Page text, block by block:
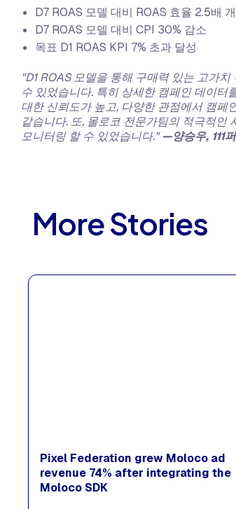
D7 ROAS 모델 대비 ROAS 효율 2.5배
D7 ROAS 모델 대비 CPI 30% 감소
목표 D1 ROAS KPI 7% 초과 달성
"D1 ROAS 모델을 통해 구매력 있는 고가
수 있었습니다. 특히 상세한 캠페인 데이
대한 신뢰도가 높고, 다양한 관점에서 캠페
같습니다. 또, 몰로코 전문가팀의 적극적
모니터링 할 수 있었습니다."—양승우, 111
More Stories
Pixel Federation grew Moloco ad
revenue 74% after integrating the
Moloco SDK